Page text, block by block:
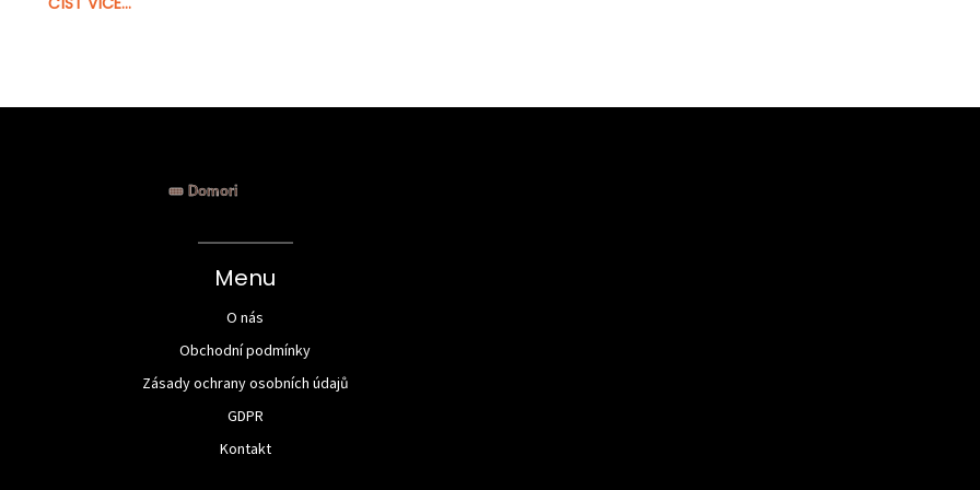
pomohou zlepšit vaše čokoládové výtvory a
Menu
O nás
Obchodní podmínky
Zásady ochrany osobních údajů
GDPR
Kontakt